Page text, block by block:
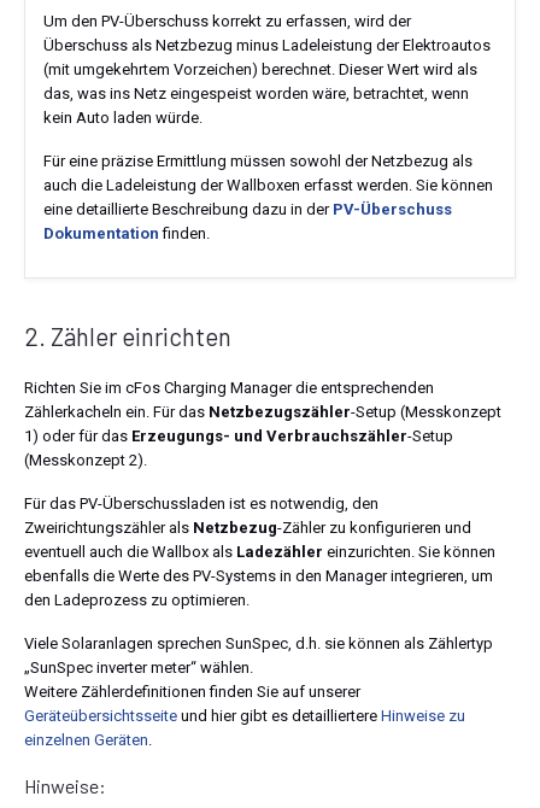
Um den PV-Überschuss korrekt zu erfassen, wird der
Überschuss als Netzbezug minus Ladeleistung der Elektroautos
(mit umgekehrtem Vorzeichen) berechnet. Dieser Wert wird als
das, was ins Netz eingespeist worden wäre, betrachtet, wenn
kein Auto laden würde.
Für eine präzise Ermittlung müssen sowohl der Netzbezug als
auch die Ladeleistung der Wallboxen erfasst werden. Sie können
eine detaillierte Beschreibung dazu in der PV-Überschuss
Dokumentation finden.
2. Zähler einrichten
Richten Sie im cFos Charging Manager die entsprechenden
Zählerkacheln ein. Für das Netzbezugszähler-Setup (Messkonzept
1) oder für das Erzeugungs- und Verbrauchszähler-Setup
(Messkonzept 2).
Für das PV-Überschussladen ist es notwendig, den
Zweirichtungszähler als Netzbezug-Zähler zu konfigurieren und
eventuell auch die Wallbox als Ladezähler einzurichten. Sie können
ebenfalls die Werte des PV-Systems in den Manager integrieren, um
den Ladeprozess zu optimieren.
Viele Solaranlagen sprechen SunSpec, d.h. sie können als Zählertyp
„SunSpec inverter meter“ wählen.
Weitere Zählerdefinitionen finden Sie auf unserer
Geräteübersichtsseite und hier gibt es detailliertere Hinweise zu
einzelnen Geräten.
Hinweise: